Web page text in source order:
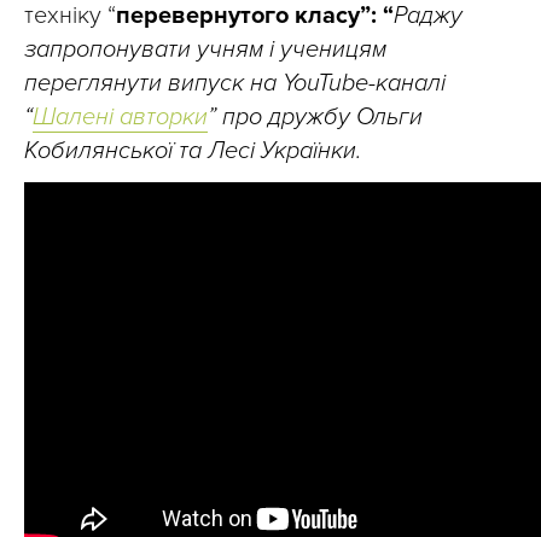
техніку “перевернутого класу”: “Раджу
запропонувати учням і ученицям
переглянути випуск на YouTube-каналі
“Шалені авторки” про дружбу Ольги
Кобилянської та Лесі Українки.